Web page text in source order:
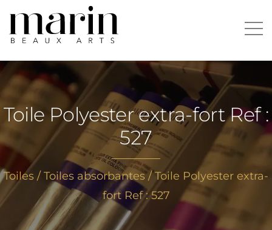
Aller
au
contenu
Rechercher :
Toile Polyester extra-fort Ref :
527
Toiles / Toiles absorbantes/ Toile Polyester extra-
fort Ref : 527